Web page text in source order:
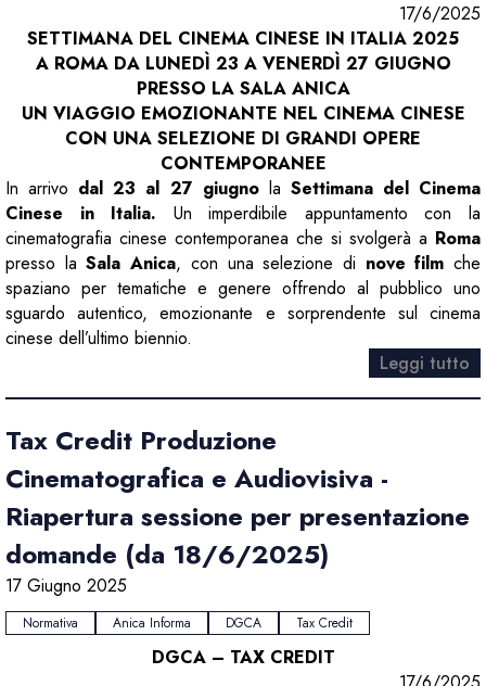
17/6/2025
SETTIMANA DEL CINEMA CINESE IN ITALIA 2025
A ROMA DA LUNEDÌ 23 A VENERDÌ 27 GIUGNO
PRESSO LA SALA ANICA
UN VIAGGIO EMOZIONANTE NEL CINEMA CINESE
CON UNA SELEZIONE DI GRANDI OPERE
CONTEMPORANEE
In arrivo dal 23 al 27 giugnola Settimana del Cinema
Cinese in Italia. Un imperdibile appuntamento con la
cinematografia cinese contemporanea che si svolgerà a Roma
presso laSala Anica, con una selezione di nove film che
spaziano per tematiche e genere offrendo al pubblico uno
sguardo autentico, emozionante e sorprendente sul cinema
cinese dell’ultimo biennio.
Leggi tutto
Tax Credit Produzione
Cinematografica e Audiovisiva -
Riapertura sessione per presentazione
domande (da 18/6/2025)
17 Giugno 2025
Normativa Anica Informa DGCA Tax Credit
DGCA – TAX CREDIT